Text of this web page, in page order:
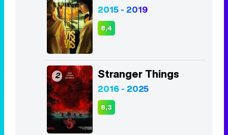
2 Stranger Things
2016 - 2025
8,3
3 Euphoria
2019 - 2026
8,1